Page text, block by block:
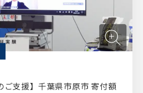
ご支援】千葉県市原市 寄付額